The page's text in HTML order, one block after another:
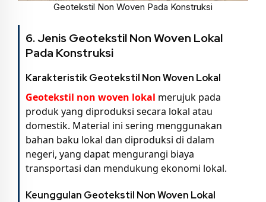
Geotekstil Non Woven Pada Konstruksi
6. Jenis Geotekstil Non Woven Lokal
Pada Konstruksi
Karakteristik Geotekstil Non Woven Lokal
Geotekstil non woven lokal merujuk pada
produk yang diproduksi secara lokal atau
domestik. Material ini sering menggunakan
bahan baku lokal dan diproduksi di dalam
negeri, yang dapat mengurangi biaya
transportasi dan mendukung ekonomi lokal.
Keunggulan Geotekstil Non Woven Lokal